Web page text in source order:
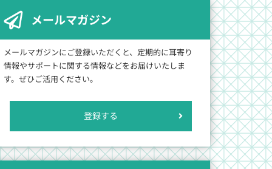
メールマガジン
メールマガジンにご登録いただくと、定期的に耳寄り
情報やサポートに関する情報などをお届けいたしま
す。ぜひご活用ください。
登録する